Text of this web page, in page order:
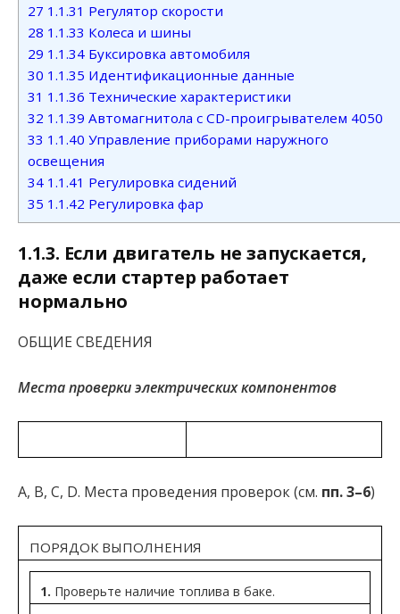
27 1.1.31 Регулятор скорости
28 1.1.33 Колеса и шины
29 1.1.34 Буксировка автомобиля
30 1.1.35 Идентификационные данные
31 1.1.36 Технические характеристики
32 1.1.39 Автомагнитола с CD-проигрывателем 4050
33 1.1.40 Управление приборами наружного
освещения
34 1.1.41 Регулировка сидений
35 1.1.42 Регулировка фар
1.1.3. Если двигатель не запускается,
даже если стартер работает
нормально
ОБЩИЕ СВЕДЕНИЯ
Места проверкиэлектрических компонентов
А, В, С, D. Места проведения проверок (см. пп. 3–6)
ПОРЯДОК ВЫПОЛНЕНИЯ
1. Проверьте наличие топлива в баке.